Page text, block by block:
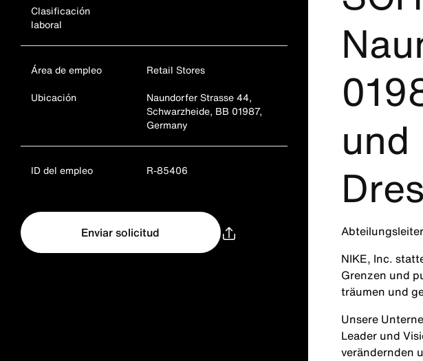
Clasificación
laboral
Área de empleo
Retail Stores
Ubicación
Naundorfer Strasse 44,
Schwarzheide, BB 01987,
Germany
ID del empleo R-85406
Enviar solicitud
NIKE, Inc.
Grenzen und
träumen und
Unsere
Leader und
verändernden